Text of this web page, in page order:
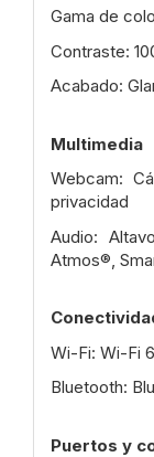
Gama de
Contraste:
Acabado:
Multimedia
Webcam:
privacidad
Audio:
Atmos®,
Wi-Fi: Wi-Fi
Bluetooth:
Puertos y